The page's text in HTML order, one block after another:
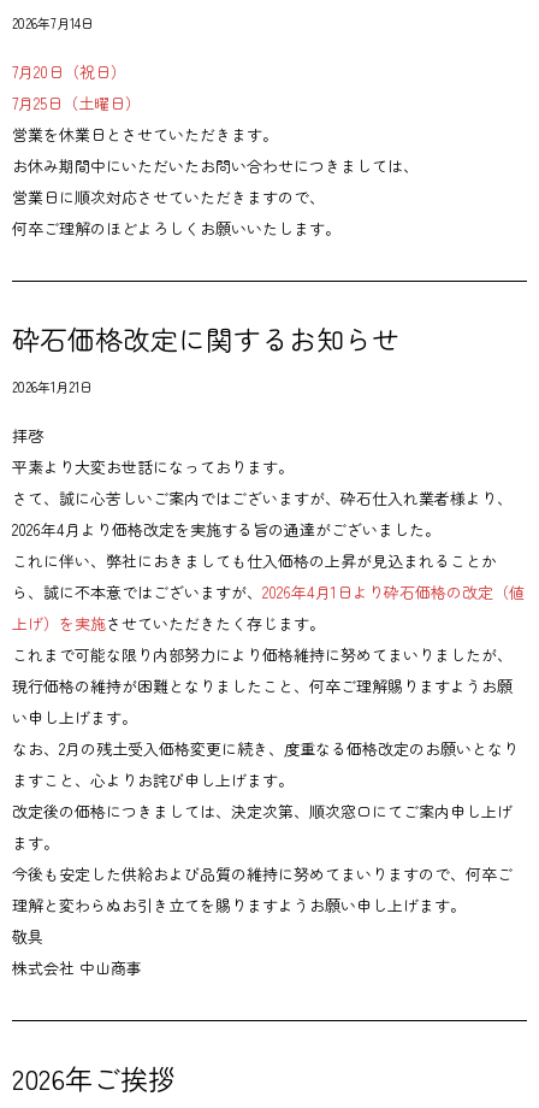
2026年7月14日
7月20日（祝日）
7月25日（土曜日）
営業を休業日とさせていただきます。
お休み期間中にいただいたお問い合わせにつきましては、
営業日に順次対応させていただきますので、
何卒ご理解のほどよろしくお願いいたします。
砕石価格改定に関するお知らせ
2026年1月21日
拝啓
平素より大変お世話になっております。
さて、誠に心苦しいご案内ではございますが、砕石仕入れ業者様より、
2026年4月より価格改定を実施する旨の通達がございました。
これに伴い、弊社におきましても仕入価格の上昇が見込まれることか
ら、誠に不本意ではございますが、 2026年4月1日より砕石価格の改定（値
上げ）を実施させていただきたく存じます。
これまで可能な限り内部努力により価格維持に努めてまいりましたが、
現行価格の維持が困難となりましたこと、何卒ご理解賜りますようお願
い申し上げます。
なお、2月の残土受入価格変更に続き、度重なる価格改定のお願いとなり
ますこと、心よりお詫び申し上げます。
改定後の価格につきましては、決定次第、順次窓口にてご案内申し上げ
ます。
今後も安定した供給および品質の維持に努めてまいりますので、何卒ご
理解と変わらぬお引き立てを賜りますようお願い申し上げます。
敬具
株式会社 中山商事
2026年ご挨拶